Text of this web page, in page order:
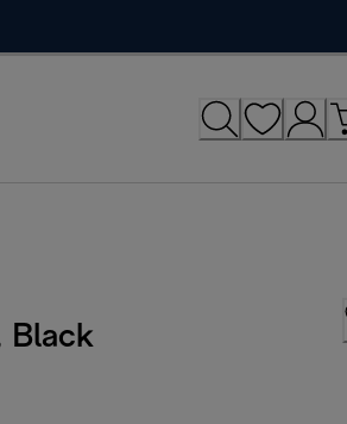
Black